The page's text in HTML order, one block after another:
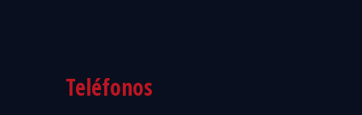
Teléfonos